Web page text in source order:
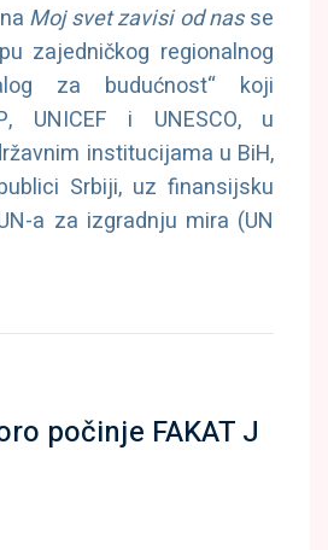
Moj svet zavisi od nasse
zajedničkog regionalnog
za budućnost“ koji
UNICEF i UNESCO, u
institucijama u BiH,
Srbiji, uz finansijsku
a za izgradnju mira (UN
počinje FAKAT J